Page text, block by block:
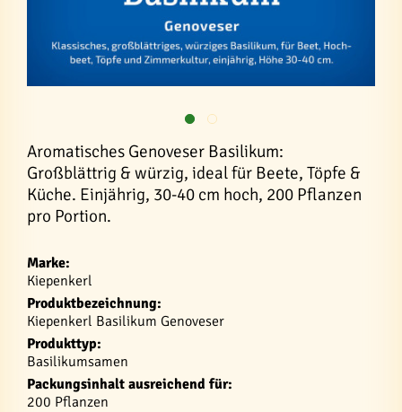
Aromatisches Genoveser Basilikum:
Großblättrig & würzig, ideal für Beete, Töpfe &
Küche. Einjährig, 30-40 cm hoch, 200 Pflanzen
pro Portion.
Marke:
Kiepenkerl
Produktbezeichnung:
Kiepenkerl Basilikum Genoveser
Produkttyp:
Basilikumsamen
Packungsinhalt ausreichend für:
200 Pflanzen